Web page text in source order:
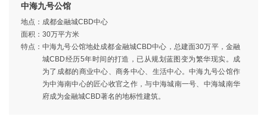
中海九号公馆
地点： 成都金融城CBD中心
面积： 30万平方米
特点： 中海九号公馆地处成都金融城CBD中心，总建面30万平，金融
城CBD经历5年时间的打造，已从规划蓝图变为繁华现实。成
为了成都的商业中心、商务中心、生活中心。中海九号公馆作
为中海南中心的匠心收官之作，与中海城南一号、中海城南华
府成为金融城CBD著名的地标性建筑。